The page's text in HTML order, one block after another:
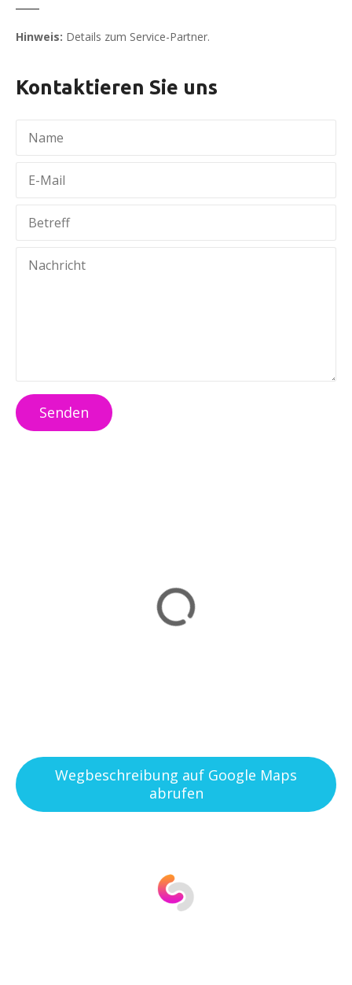
Hinweis: Details zum Service-Partner.
Kontaktieren Sie uns
Senden
Wegbeschreibung auf Google Maps
abrufen